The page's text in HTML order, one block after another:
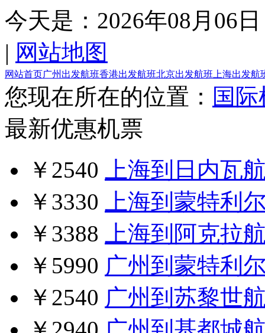
今天是： 2026年08月06日
| 网站地图
网站首页广州出发航班香港出发航班北京出发航班 上海出发航
您现在所在的位置： 国
最新优惠机票
￥2540
上海到日内瓦
￥3330
上海到蒙特利
￥3388
上海到阿克拉
￥5990 广州到蒙特利
￥2540 广州到苏黎世